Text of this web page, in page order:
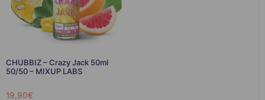
CHUBBIZ – Crazy Jack 50ml
50/50 – MIXUP LABS
19,90€